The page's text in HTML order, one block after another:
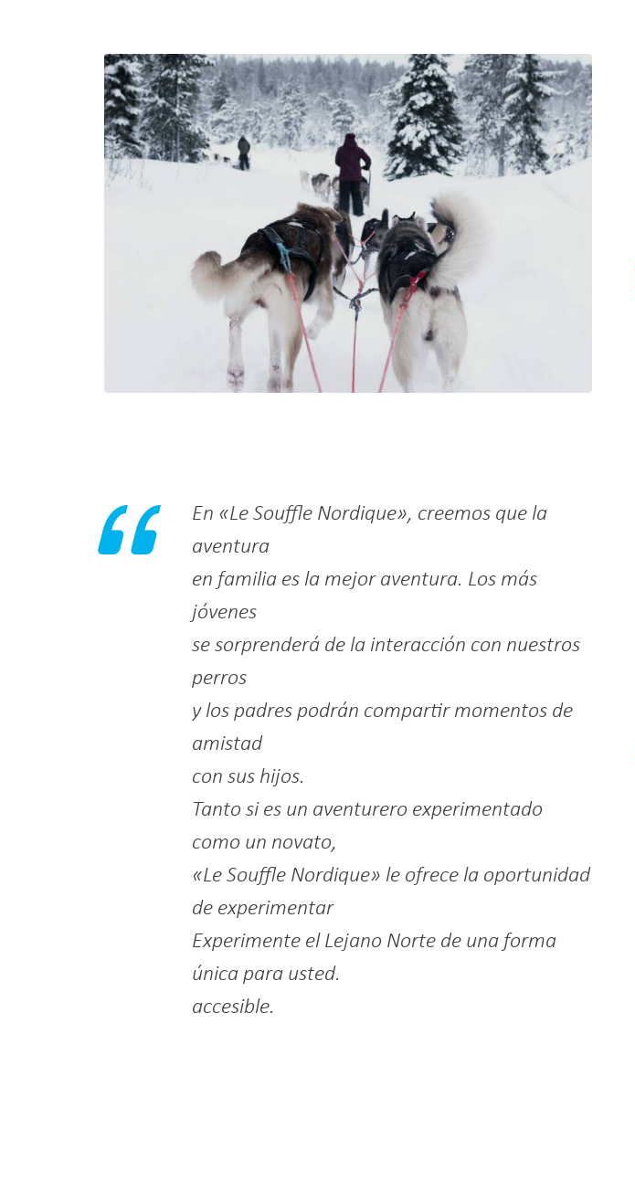
En «Le Souffle Nordique», creemos que la
aventura
en familia es la mejor aventura. Los más
jóvenes
se sorprenderá de la interacción con nuestros
perros
y los padres podrán compartir momentos de
amistad
con sus hijos.
Tanto si es un aventurero experimentado
como un novato,
«Le Souffle Nordique» le ofrece la oportunidad
de experimentar
Experimente el Lejano Norte de una forma
única para usted.
accesible.